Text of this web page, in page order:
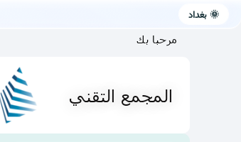
🌞 بغداد
مرحبا بك
المجمع التقني